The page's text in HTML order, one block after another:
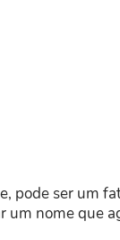
pode ser um
um nome que